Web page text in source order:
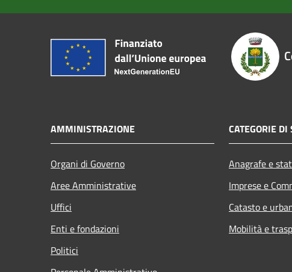
AMMINISTRAZIONE
Organi di Governo
Aree Amministrative
Uffici
Enti e fondazioni
Politici
CATEGORIE
Anagrafe e
Imprese e
Catasto e
Mobilità e